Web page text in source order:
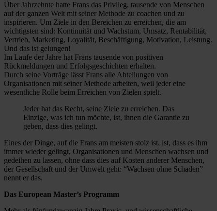
Über Jahrzehnte hatte Frans das Privileg, tausende von Menschen
auf der ganzen Welt mit seiner Methode zu coachen und zu
inspirieren. Um Ziele in den Bereichen zu erreichen, die am
wichtigsten sind: Kontinuität und Wachstum, Umsatz, Rentabilität,
Vertrieb, Marketing, Loyalität, Beschäftigung, Motivation, Leistung.
Und das ist gelungen!
Im Laufe der Jahre hat Frans tausende von positiven
Rückmeldungen und Erfolgsgeschichten erhalten.
Durch seine Vorträge lässt Frans alle Abteilungen von
Organisationen mit seiner Methode arbeiten, weil jeder eine
wesentliche Rolle beim Erreichen von Zielen spielt.
Jeder hat das Recht, seine Ziele zu erreichen. Das
Einzige, was ich tun möchte, ist, ihnen die Garantie zu
geben, dass dies gelingt.
Eines der Dinge, auf die Frans am meisten stolz ist, ist, dass es ihm
immer wieder gelingt, Organisationen und Menschen wachsen und
gedeihen zu lassen, ohne dass dies auf Kosten anderer Menschen,
der Gesellschaft und der Umwelt geht: “Wachsen ohne Schaden”
nennt er das.
Das European Master’s Programm